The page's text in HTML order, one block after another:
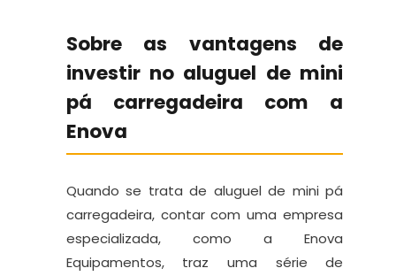
Sobre as vantagens de
investir no aluguel de mini
pá carregadeira com a
Enova
Quando se trata de aluguel de mini pá
carregadeira, contar com uma empresa
especializada, como a Enova
Equipamentos, traz uma série de